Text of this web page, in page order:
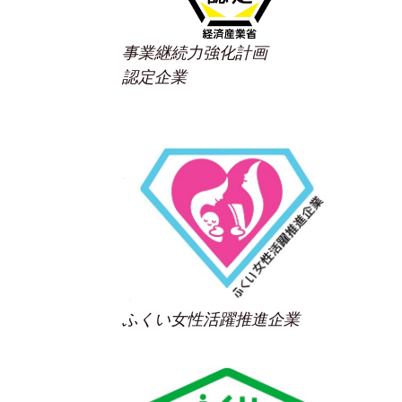
事業継続力強化計画
認定企業
ふくい女性活躍推進企業